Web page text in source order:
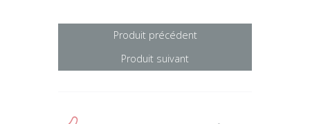
Produit précédent
Produit suivant